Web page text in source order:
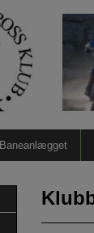
Baneanlægget